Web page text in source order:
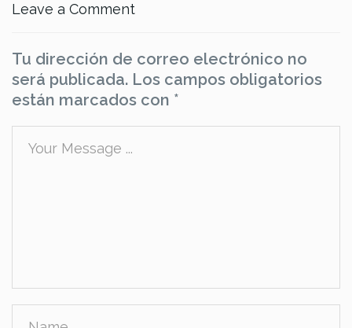
Leave a Comment
Tu dirección de correo electrónico no
será publicada. Los campos obligatorios
están marcados con *